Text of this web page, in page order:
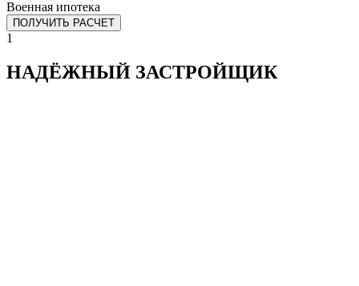
Военная ипотека
ПОЛУЧИТЬ РАСЧЕТ
1
НАДЁЖНЫЙ ЗАСТРОЙЩИК